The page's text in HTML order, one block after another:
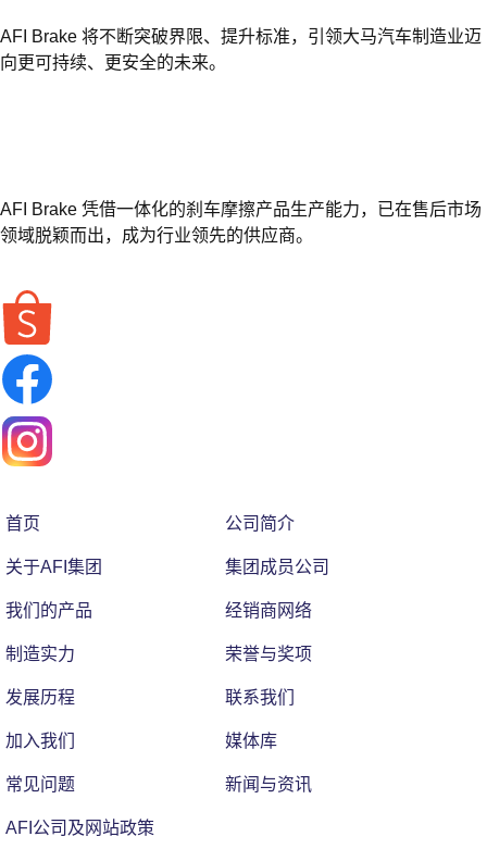
AFI Brake 将不断突破界限、提升标准，引领大马汽车制造业迈
向更可持续、更安全的未来。
AFI Brake 凭借一体化的刹车摩擦产品生产能力，已在售后市场
领域脱颖而出，成为行业领先的供应商。
首页 公司简介
关于AFI集团 集团成员公司
我们的产品 经销商网络
制造实力 荣誉与奖项
发展历程 联系我们
加入我们 媒体库
常见问题 新闻与资讯
AFI公司及网站政策